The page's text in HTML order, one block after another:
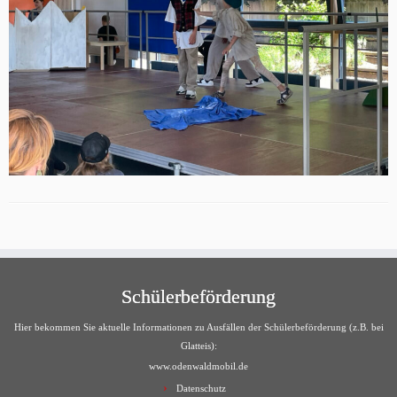
Schülerbeförderung
Hier bekommen Sie aktuelle Informationen zu Ausfällen der Schülerbeförderung (z.B. bei
Glatteis):
www.odenwaldmobil.de
Datenschutz